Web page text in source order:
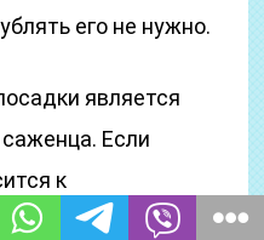
его не нужно.
является
Если
к
огородить